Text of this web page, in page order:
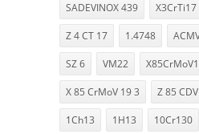
SADEVINOX 439 X3CrTi17
Z 4 CT 17 1.4748
SZ 6 VM22
X 85 CrMoV 19 3 Z 85
1Ch13 1H13 10Cr130